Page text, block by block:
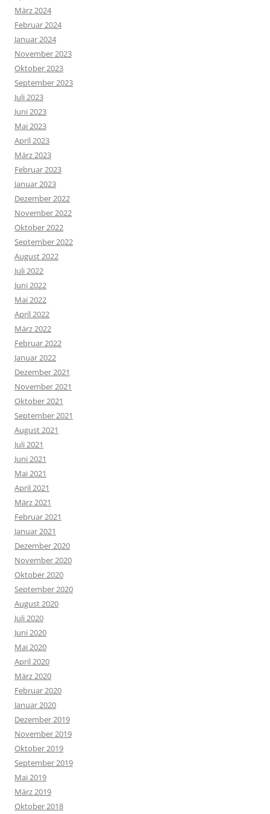
März 2024
Februar 2024
Januar 2024
November 2023
Oktober 2023
September 2023
Juli 2023
Juni 2023
Mai 2023
April 2023
März 2023
Februar 2023
Januar 2023
Dezember 2022
November 2022
Oktober 2022
September 2022
August 2022
Juli 2022
Juni 2022
Mai 2022
April 2022
März 2022
Februar 2022
Januar 2022
Dezember 2021
November 2021
Oktober 2021
September 2021
August 2021
Juli 2021
Juni 2021
Mai 2021
April 2021
März 2021
Februar 2021
Januar 2021
Dezember 2020
November 2020
Oktober 2020
September 2020
August 2020
Juli 2020
Juni 2020
Mai 2020
April 2020
März 2020
Februar 2020
Januar 2020
Dezember 2019
November 2019
Oktober 2019
September 2019
Mai 2019
März 2019
Oktober 2018